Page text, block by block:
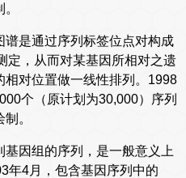
谱是通过序列标签位点对构成
定，从而对某基因所相对之遗
相对位置做一线性排列。1998
个（原计划为30,000）序列
。
基因组的序列，是一般意义上
年4月，包含基因序列中的